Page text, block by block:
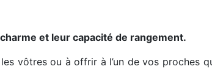
charme et leur capacité de rangement.
vôtres ou à offrir à l’un de vos proches